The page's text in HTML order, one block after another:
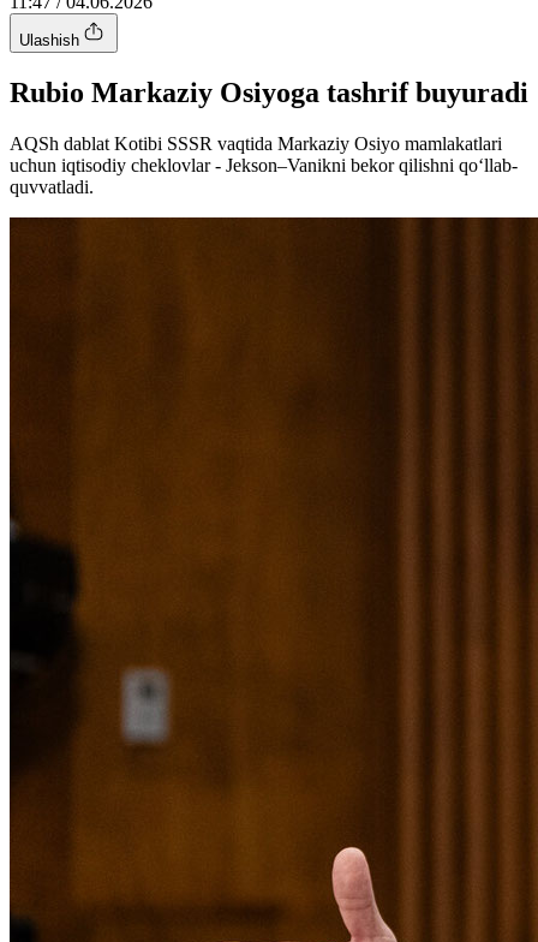
Ulashish
Rubio Markaziy Osiyoga tashrif buyuradi
AQSh dablat Kotibi SSSR vaqtida Markaziy Osiyo mamlakatlari
uchun iqtisodiy cheklovlar - Jekson–Vanikni bekor qilishni qo‘llab-
quvvatladi.